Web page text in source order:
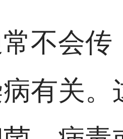
不会传
有关。